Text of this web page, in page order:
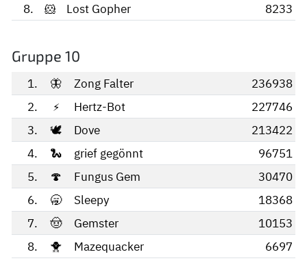
8.
🐹 Lost Gopher 8233
Gruppe 10
1. 🦋 Zong Falter
236938
2.
⚡ Hertz-Bot
227746
3.
🕊️ Dove
213422
4.
🐍 grief gegönnt
96751
5.
🍄 Fungus Gem
30470
6.
🥱 Sleepy
18368
7.
🤠 Gemster
10153
8.
🐥 Mazequacker 6697